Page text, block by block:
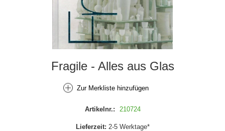
Fragile - Alles aus Glas
Zur Merkliste hinzufügen
Artikelnr.: 210724
Lieferzeit: 2-5 Werktage*